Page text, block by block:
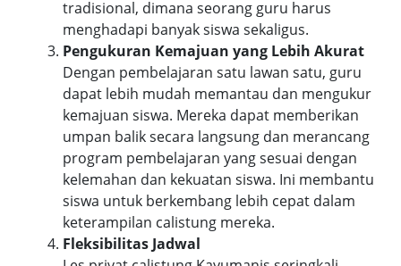
tradisional, dimana seorang guru harus
menghadapi banyak siswa sekaligus.
Pengukuran Kemajuan yang Lebih Akurat
Dengan pembelajaran satu lawan satu, guru
dapat lebih mudah memantau dan mengukur
kemajuan siswa. Mereka dapat memberikan
umpan balik secara langsung dan merancang
program pembelajaran yang sesuai dengan
kelemahan dan kekuatan siswa. Ini membantu
siswa untuk berkembang lebih cepat dalam
keterampilan calistung mereka.
Fleksibilitas Jadwal